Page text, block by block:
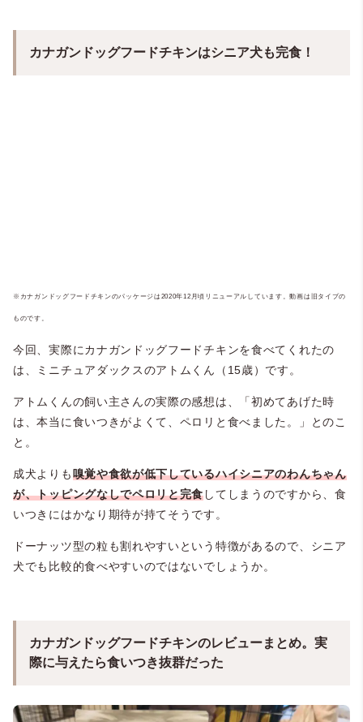
カナガンドッグフードチキンはシニア犬も完食！
※カナガンドッグフードチキンのパッケージは2020年12月頃リニューアルしています。動画は旧タイプの
ものです。
今回、実際にカナガンドッグフードチキンを食べてくれたの
は、ミニチュアダックスのアトムくん（15歳）です。
アトムくんの飼い主さんの実際の感想は、「初めてあげた時
は、本当に食いつきがよくて、ペロリと食べました。」とのこ
と。
成犬よりも嗅覚や食欲が低下しているハイシニアのわんちゃん
が、トッピングなしでペロリと完食してしまうのですから、食
いつきにはかなり期待が持てそうです。
ドーナッツ型の粒も割れやすいという特徴があるので、シニア
犬でも比較的食べやすいのではないでしょうか。
カナガンドッグフードチキンのレビューまとめ。実
際に与えたら食いつき抜群だった